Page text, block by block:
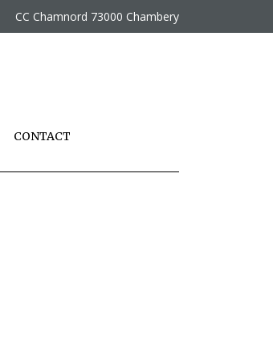
CC Chamnord 73000 Chambery
CONTACT